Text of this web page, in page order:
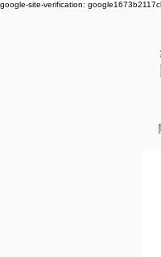
google-site-verification: